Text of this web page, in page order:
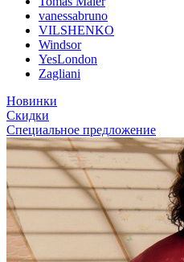
vanessabruno
VILSHENKO
Windsor
YesLondon
Zagliani
Новинки
Скидки
Специальное предложение